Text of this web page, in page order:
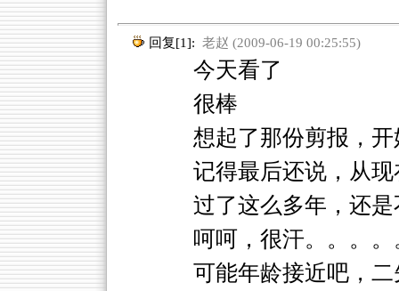
回复[1]: 老赵 (2009-06-19 00:25:55)
今天看了
很棒
想起了那份剪报，开
记得最后还说，从
过了这么多年，还是
呵呵，很汗。。。
可能年龄接近吧，